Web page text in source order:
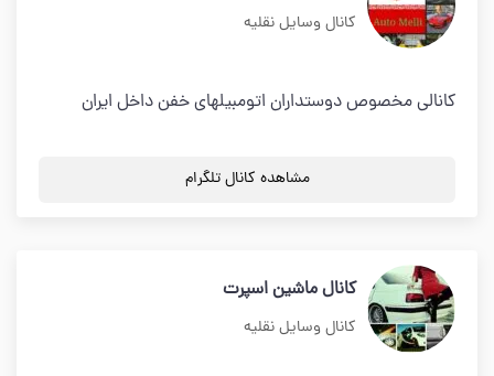
کانال وسایل نقلیه
کانالی مخصوص دوستداران اتومبیلهای خفن داخل ایران
مشاهده کانال تلگرام
کانال ماشین اسپرت
کانال وسایل نقلیه